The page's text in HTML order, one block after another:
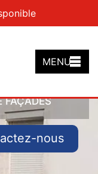
MENU
FAÇADES
nous